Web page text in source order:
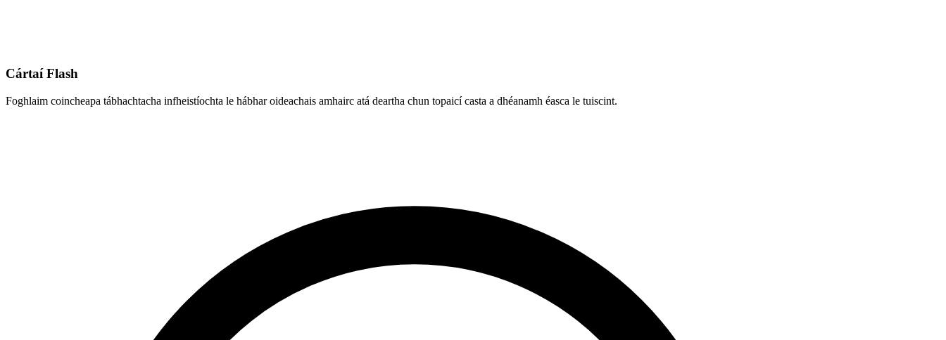
Cártaí Flash
Foghlaim coincheapa tábhachtacha infheistíochta le hábhar oideachais amhairc atá deartha chun topaicí casta a dhéanamh éasca le tuiscint.